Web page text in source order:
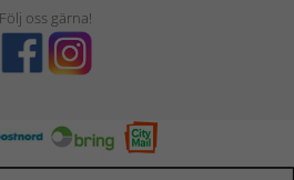
Följ oss gärna!